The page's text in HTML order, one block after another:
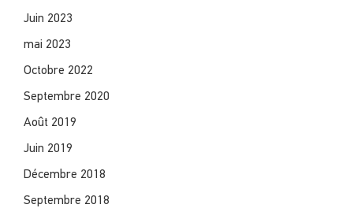
Juin 2023
mai 2023
Octobre 2022
Septembre 2020
Août 2019
Juin 2019
Décembre 2018
Septembre 2018